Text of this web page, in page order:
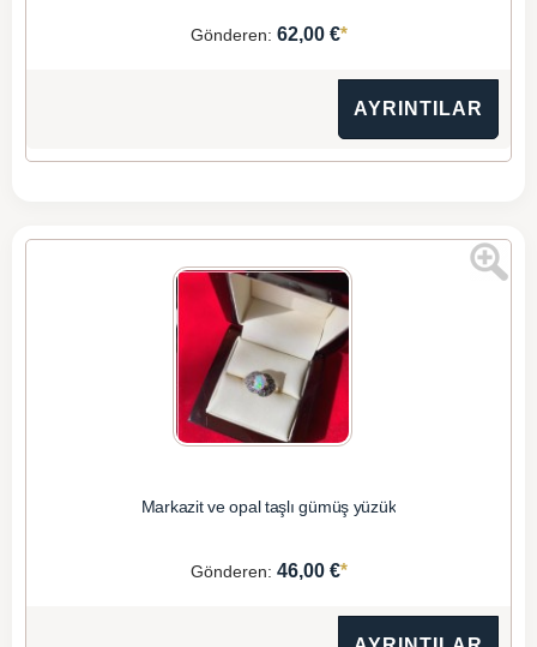
Gönderen: 62,00 €*
AYRINTILAR
Markazit ve opal taşlı gümüş yüzük
Gönderen: 46,00 €*